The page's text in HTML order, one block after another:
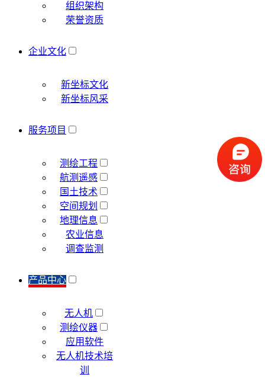
组织架构
荣誉资质
企业文化
新坐标文化
新坐标风采
服务项目
测绘工程
航测遥感
国土技术
空间规划
地理信息
农业信息
调查监测
产品中心
无人机
测绘仪器
应用软件
无人机技术培
训